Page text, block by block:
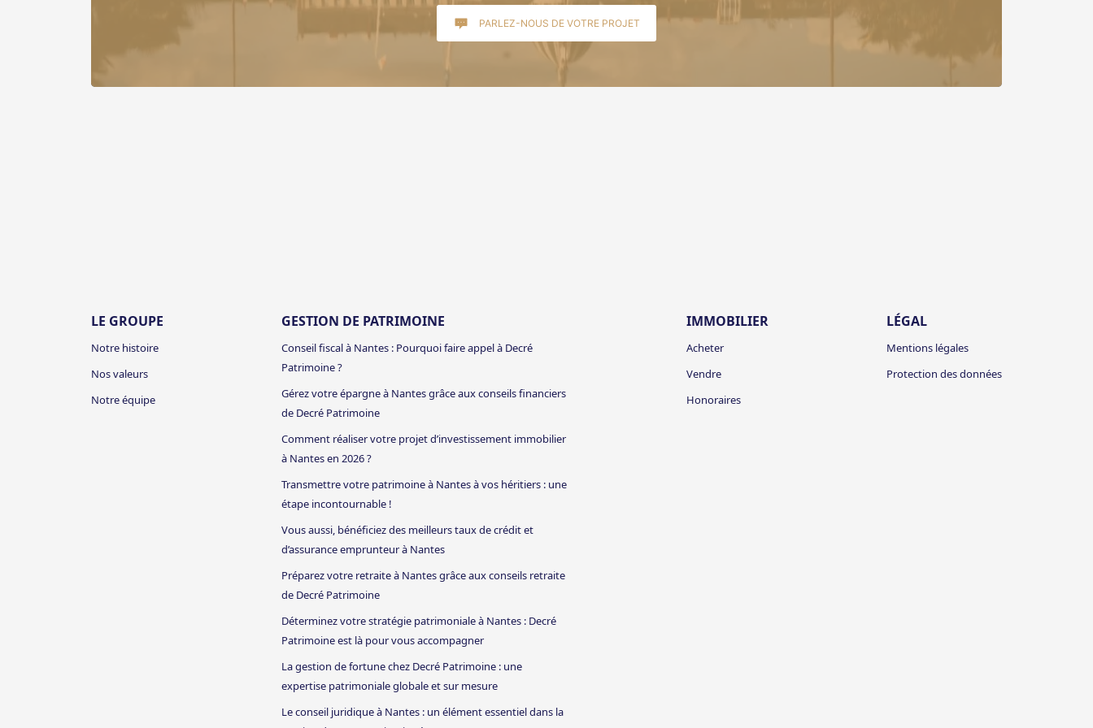
PARLEZ-NOUS DE VOTRE PROJET
LE GROUPE
Notre histoire
Nos valeurs
Notre équipe
GESTION DE PATRIMOINE
Conseil fiscal à Nantes : Pourquoi faire appel à Decré
Patrimoine ?
Gérez votre épargne à Nantes grâce aux conseils financiers
de Decré Patrimoine
Comment réaliser votre projet d’investissement immobilier
à Nantes en 2026 ?
Transmettre votre patrimoine à Nantes à vos héritiers : une
étape incontournable !
Vous aussi, bénéficiez des meilleurs taux de crédit et
d’assurance emprunteur à Nantes
Préparez votre retraite à Nantes grâce aux conseils retraite
de Decré Patrimoine
Déterminez votre stratégie patrimoniale à Nantes : Decré
Patrimoine est là pour vous accompagner
La gestion de fortune chez Decré Patrimoine : une
expertise patrimoniale globale et sur mesure
Le conseil juridique à Nantes : un élément essentiel dans la
IMMOBILIER
Acheter
Vendre
Honoraires
LÉGAL
Mentions légales
Protection des données